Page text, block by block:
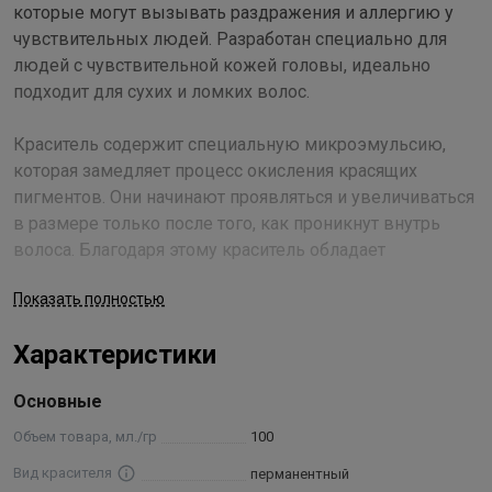
которые могут вызывать раздражения и аллергию у
чувствительных людей. Разработан специально для
людей с чувствительной кожей головы, идеально
подходит для сухих и ломких волос.
Краситель содержит специальную микроэмульсию,
которая замедляет процесс окисления красящих
пигментов. Они начинают проявляться и увеличиваться
в размере только после того, как проникнут внутрь
волоса. Благодаря этому краситель обладает
имеет значительно большую окрашивающую силу;
закрепление красящих пигментов в структуре волоса,
насыщенным; хорошо окрашивает даже самые трудно
поддающиеся стареющие волосы с ослабленной
кератиновой структурой; делает косметический цвет
очень стойким к смыванию.
Показать полностью
Характеристики
Основные
Объем товара, мл./гр 100
Вид красителя перманентный